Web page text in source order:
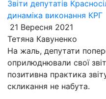
Звіти депутатів
динаміка виконання КРГ
21 Вересня 2021
Тетяна Кавуненко
На жаль, депутати
оприлюднювали свої
позитивна практика
скликання не набута.